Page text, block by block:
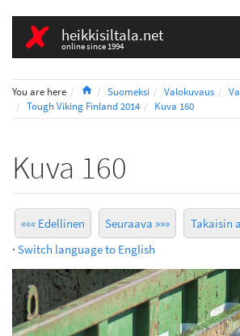
heikkisiltala.net
online since 1994
You are here HomeSuomeksi Valokuvaus
Tough Viking Finland 2014
Kuva 160
Kuva 160
««« Edellinen Seuraava »»» Takaisin
· Switch language to English